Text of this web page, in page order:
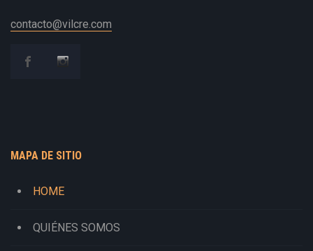
contacto@vilcre.com
MAPA DE SITIO
HOME
QUIÉNES SOMOS